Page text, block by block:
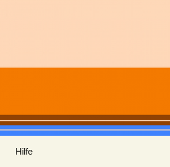
Hilfe